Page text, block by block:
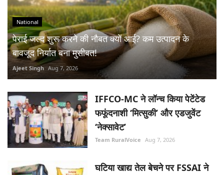
National
पेराई जल्द शुरू करने की नौबत क्यों आई? कम उत्पादन के
बावजूद निर्यात बना मुसीबत!
Ajeet Singh Aug 7, 2026
IFFCO-MC ने लॉन्च किया पेटेंटेड
फफूंदनाशी ‘मित्सुकी’ और एडजुवेंट
‘नेक्सावेट’
Team RuralVoice Aug 7, 2026
घटिया खाद्य तेल बेचने पर FSSAI ने